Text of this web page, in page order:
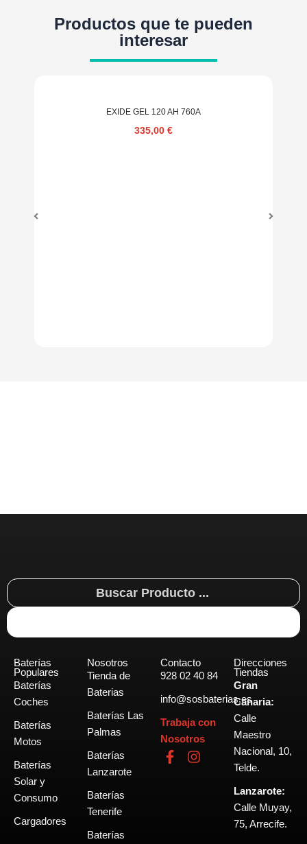
Productos que te pueden
interesar
EXIDE GEL 120 AH 760A
335,00 €
Search
...
Baterías
Populares
Baterías
Coches
Baterías
Motos
Baterías
Solar y
Consumo
Cargadores
Nosotros
Tienda de
Baterias
Baterías Las
Palmas
Baterías
Lanzarote
Baterías
Tenerife
Baterías
Contacto
928 02 40 84
info@sosbaterias.es
Trabaja con
Nosotros
F
a
I
n
Direcciones
Tiendas
Gran
Canaria:
Calle
Maestro
Nacional, 10,
Telde.
Lanzarote:
Calle Muyay,
75, Arrecife.